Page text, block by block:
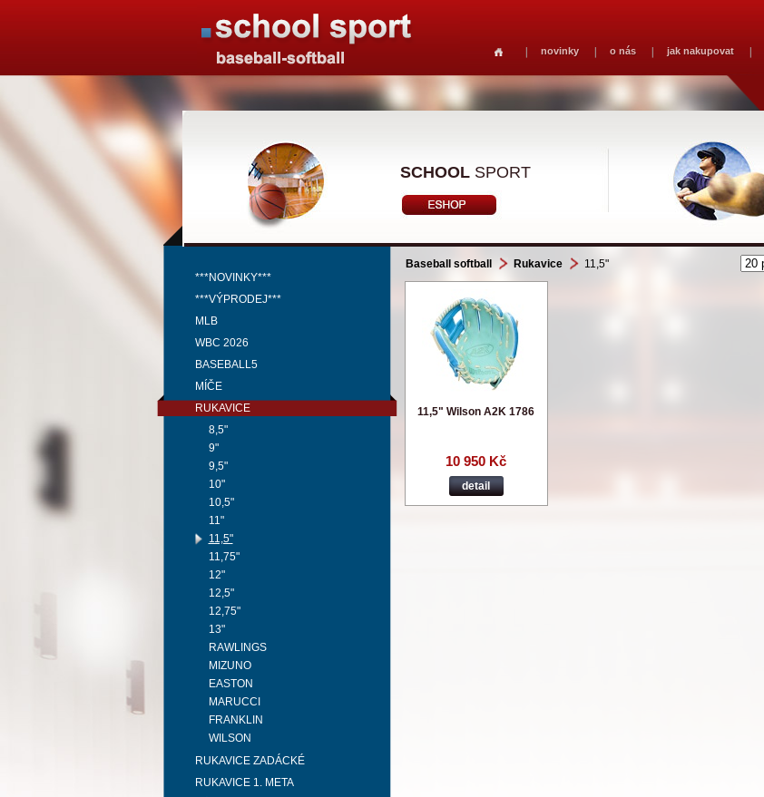
novinky o nás jak nakupovat
SCHOOLSPORT
***NOVINKY***
***VÝPRODEJ***
MLB
WBC 2026
BASEBALL5
MÍČE
RUKAVICE
8,5"
9"
9,5"
10"
10,5"
11"
11,5"
11,75"
12"
12,5"
12,75"
13"
RAWLINGS
MIZUNO
EASTON
MARUCCI
FRANKLIN
WILSON
RUKAVICE ZADÁCKÉ
RUKAVICE 1. META
Baseball softball Rukavice 11,5"
11,5" Wilson A2K 1786
10 950 Kč
detail